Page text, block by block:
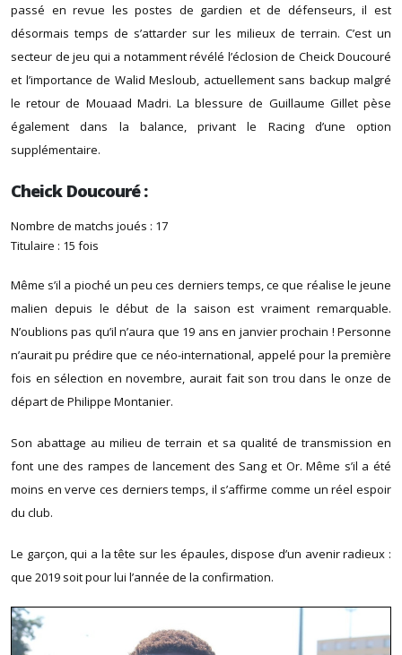
passé en revue les postes de gardien et de défenseurs, il est
désormais temps de s’attarder sur les milieux de terrain. C’est un
secteur de jeu qui a notamment révélé l’éclosion de Cheick Doucouré
et l’importance de Walid Mesloub, actuellement sans backup malgré
le retour de Mouaad Madri. La blessure de Guillaume Gillet pèse
également dans la balance, privant le Racing d’une option
supplémentaire.
Cheick Doucouré :
Nombre de matchs joués : 17
Titulaire : 15 fois
Même s’il a pioché un peu ces derniers temps, ce que réalise le jeune
malien depuis le début de la saison est vraiment remarquable.
N’oublions pas qu’il n’aura que 19 ans en janvier prochain ! Personne
n’aurait pu prédire que ce néo-international, appelé pour la première
fois en sélection en novembre, aurait fait son trou dans le onze de
départ de Philippe Montanier.
Son abattage au milieu de terrain et sa qualité de transmission en
font une des rampes de lancement des Sang et Or. Même s’il a été
moins en verve ces derniers temps, il s’affirme comme un réel espoir
du club.
Le garçon, qui a la tête sur les épaules, dispose d’un avenir radieux :
que 2019 soit pour lui l’année de la confirmation.